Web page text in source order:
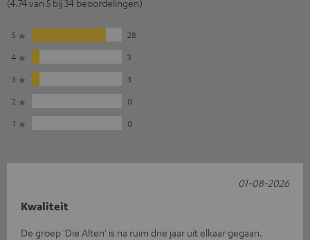
(4.74 van 5 bij 34 beoordelingen)
5
28
4
3
3
3
2
0
1
0
Kwaliteit
De groep 'Die Alten' is na ruim drie jaar uit elkaar gegaan.
01-08-2026